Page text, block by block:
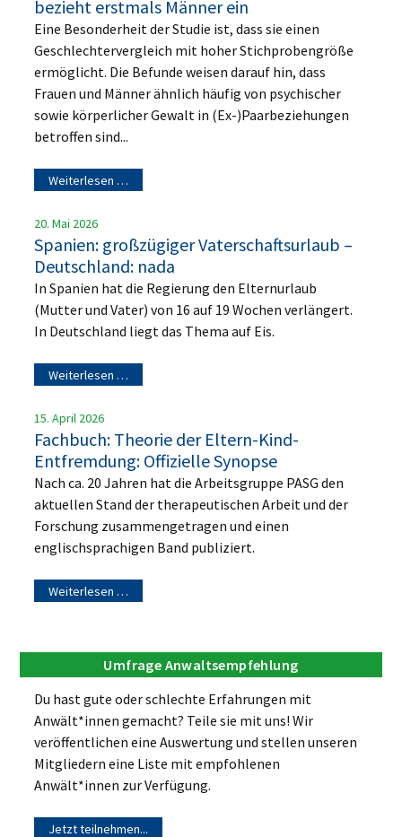
bezieht erstmals Männer ein
Eine Besonderheit der Studie ist, dass sie einen
Geschlechtervergleich mit hoher Stichprobengröße
ermöglicht. Die Befunde weisen darauf hin, dass
Frauen und Männer ähnlich häufig von psychischer
sowie körperlicher Gewalt in (Ex-)Paarbeziehungen
betroffen sind...
Weiterlesen …
20. Mai 2026
Spanien: großzügiger Vaterschaftsurlaub –
Deutschland: nada
In Spanien hat die Regierung den Elternurlaub
(Mutter und Vater) von 16 auf 19 Wochen verlängert.
In Deutschland liegt das Thema auf Eis.
Weiterlesen …
15. April 2026
Fachbuch: Theorie der Eltern-Kind-
Entfremdung: Offizielle Synopse
Nach ca. 20 Jahren hat die Arbeitsgruppe PASG den
aktuellen Stand der therapeutischen Arbeit und der
Forschung zusammengetragen und einen
englischsprachigen Band publiziert.
Weiterlesen …
Umfrage Anwaltsempfehlung
Du hast gute oder schlechte Erfahrungen mit
Anwält*innen gemacht? Teile sie mit uns! Wir
veröffentlichen eine Auswertung und stellen unseren
Mitgliedern eine Liste mit empfohlenen
Anwält*innen zur Verfügung.
Jetzt teilnehmen...